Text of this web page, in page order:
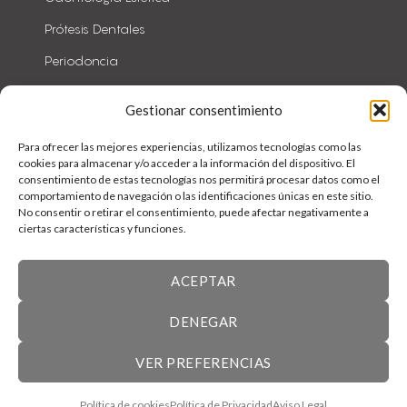
Gestionar consentimiento
Para ofrecer las mejores experiencias, utilizamos tecnologías como las
cookies para almacenar y/o acceder a la información del dispositivo. El
consentimiento de estas tecnologías nos permitirá procesar datos como el
comportamiento de navegación o las identificaciones únicas en este sitio.
No consentir o retirar el consentimiento, puede afectar negativamente a
ciertas características y funciones.
ACEPTAR
DENEGAR
VER PREFERENCIAS
Prótesis Dentales
Periodoncia